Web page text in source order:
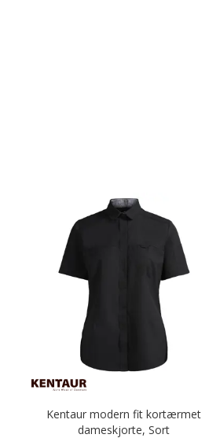
Kentaur modern fit kortærmet
dameskjorte, Sort